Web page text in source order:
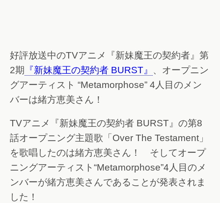
好評放送中のTVアニメ『新妹魔王の契約者』第
2期 『新妹魔王の契約者 BURST』 、オープニン
グアーティスト “Metamorphose” 4人目のメン
バーは緒方恵美さん！
TVアニメ『新妹魔王の契約者 BURST』の第8
話オープニング主題歌「Over The Testament」
を歌唱したのは緒方恵美さん！ そしてオープ
ニングアーティスト“Metamorphose”4人目のメ
ンバーが緒方恵美さんであることが発表されま
した！